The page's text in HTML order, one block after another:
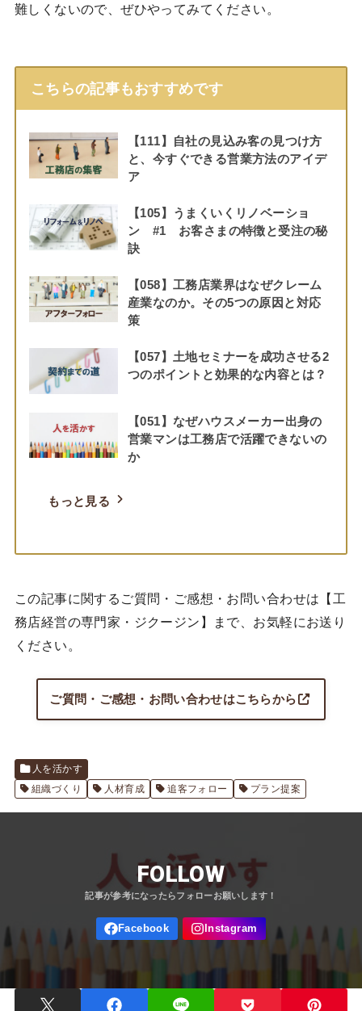
難しくないので、ぜひやってみてください。
こちらの記事もおすすめです
【111】自社の見込み客の見つけ方
と、今すぐできる営業方法のアイデ
ア
【105】うまくいくリノベーショ
ン #1 お客さまの特徴と受注の秘
訣
【058】工務店業界はなぜクレーム
産業なのか。その5つの原因と対応
策
【057】土地セミナーを成功させる2
つのポイントと効果的な内容とは？
【051】なぜハウスメーカー出身の
営業マンは工務店で活躍できないの
か
もっと見る
この記事に関するご質問・ご感想・お問い合わせは【工
務店経営の専門家・ジクージン】まで、お気軽にお送り
ください。
ご質問・ご感想・お問い合わせはこちらから
人を活かす
組織づくり
人材育成 追客フォロー プラン提案
FOLLOW